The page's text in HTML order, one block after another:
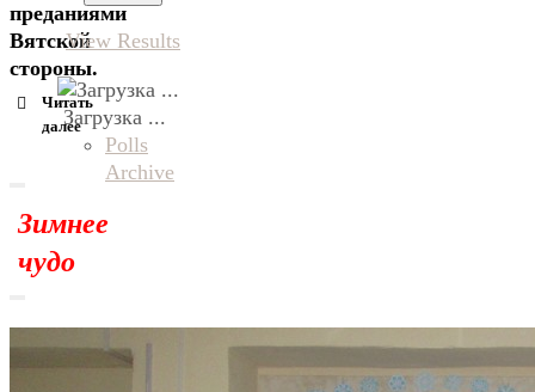
преданиями
Вятской
стороны.
Читать
далее
Зимнее
чудо
View Results
Загрузка ...
Polls
Archive